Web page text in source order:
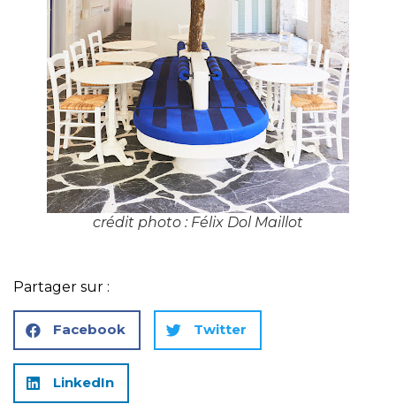
crédit photo : Félix Dol Maillot
Partager sur :
Facebook Twitter
LinkedIn